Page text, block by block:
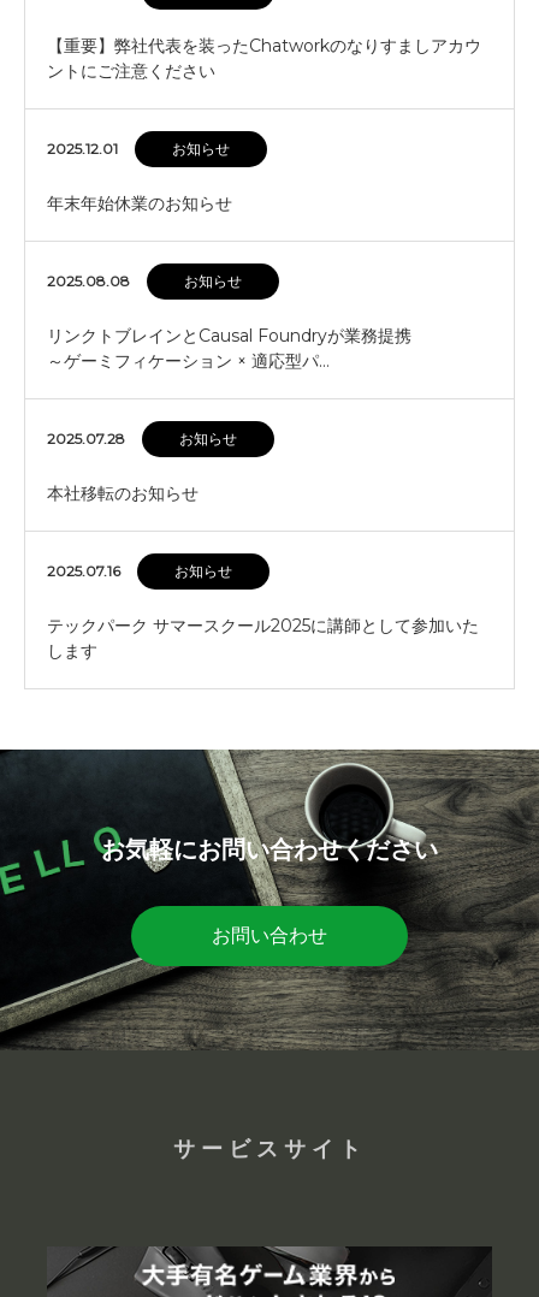
【重要】弊社代表を装ったChatworkのなりすましアカウ
ントにご注意ください
2025.12.01 お知らせ
年末年始休業のお知らせ
2025.08.08 お知らせ
リンクトブレインとCausal Foundryが業務提携
～ゲーミフィケーション × 適応型パ…
2025.07.28 お知らせ
本社移転のお知らせ
2025.07.16 お知らせ
テックパーク サマースクール2025に講師として参加いた
します
お気軽にお問い合わせください
お問い合わせ
サービスサイト